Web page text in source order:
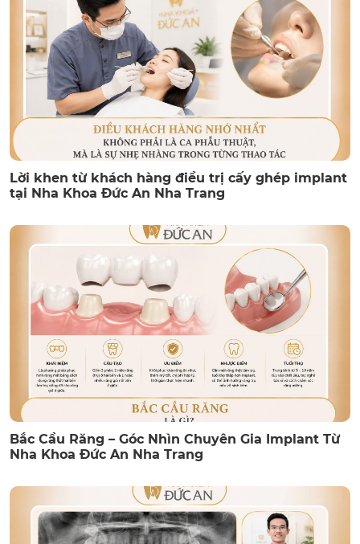
Lời khen từ khách hàng điều trị cấy ghép implant
tại Nha Khoa Đức An Nha Trang
Bắc Cầu Răng – Góc Nhìn Chuyên Gia Implant Từ
Nha Khoa Đức An Nha Trang